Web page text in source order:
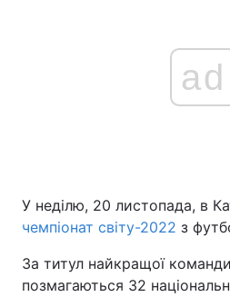
ad
У неділю, 20 листопада, в
чемпіонат світу-2022 з
За титул найкращої
позмагаються 32